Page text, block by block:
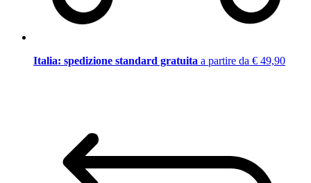
Italia: spedizione standard gratuita a partire da € 49,90